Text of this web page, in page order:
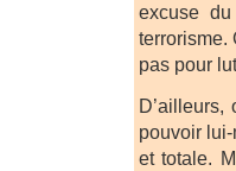
excuse
terrorisme.
pas pour
pouvoir
et totale.